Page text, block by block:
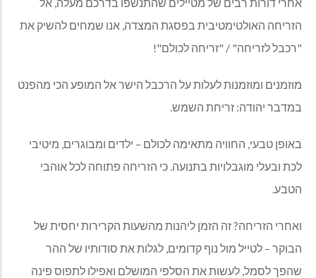
הזריחה האולטימטיבית בפסגת המצדה, אנו שמחים להשיק את
"רכבל לזריחה" / "זריחה לכולם"!
מוזמנים ומוזמנות לעלות על הרכבל הישר אל המופע הכי מהפנט
במדבר יהודה: זריחת השמש.
באופן טבעי, החוויה מתאימה לכולם – ילדים ומבוגרים, מיטיבי
לכת ובעלי מוגבלויות בתנועה. כי הזריחה פתוחה לכל אוהבי
הטבע.
ואחרי הזריחה? זה הזמן ליהנות מהשעות הקרירות יחסית של
הבוקר – לטייל מול נוף קדומים, לגלות את סודותיו של ההר
שהפך לסמל, לעשות את הסלפי המושלם ואפילו לתפוס פינה